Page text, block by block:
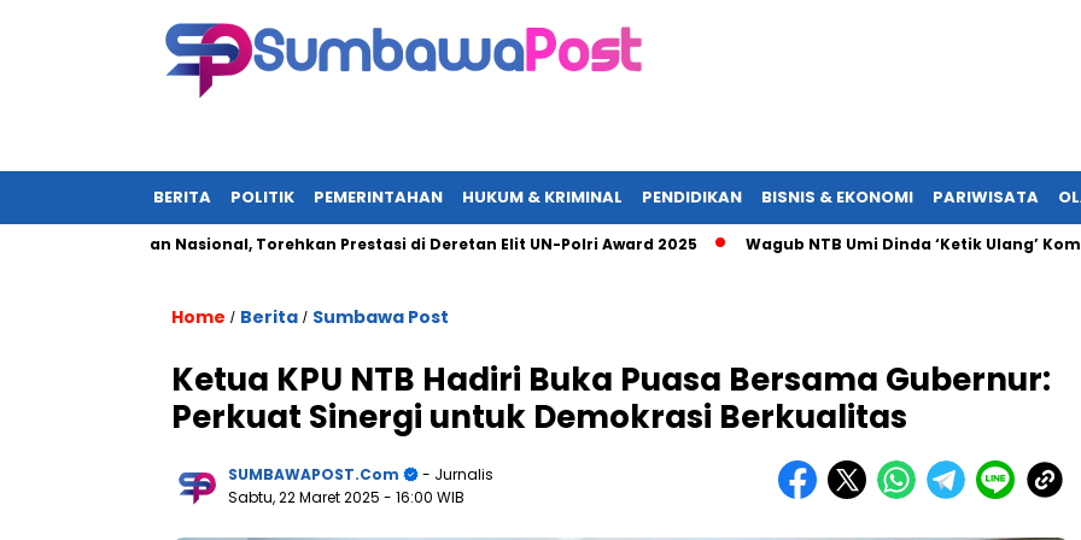
BERITA POLITIK PEMERINTAHAN HUKUM & KRIMINAL PENDIDIKAN BISNIS & EKONOMI PARIWISATA
Jadi Sorotan Nasional, Torehkan Prestasi di Deretan Elit UN-Polri Award 2025 Wagub NTB Umi Dinda ‘Ketik Ulang’
Home / Berita / Sumbawa Post
Ketua KPU NTB Hadiri Buka Puasa Bersama Gubernur:
Perkuat Sinergi untuk Demokrasi Berkualitas
SUMBAWAPOST.com
- Jurnalis
Sabtu, 22 Maret 2025 - 16:00 WIB